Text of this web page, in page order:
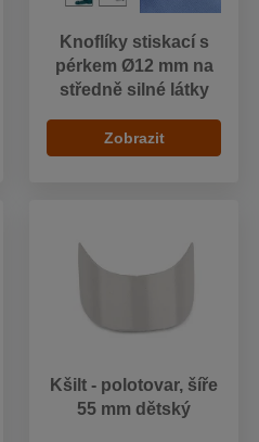
Knoflíky stiskací s
pérkem Ø12 mm na
středně silné látky
Zobrazit
Kšilt - polotovar, šíře
55 mm dětský